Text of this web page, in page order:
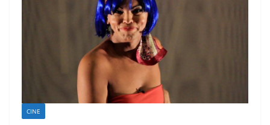
CINE